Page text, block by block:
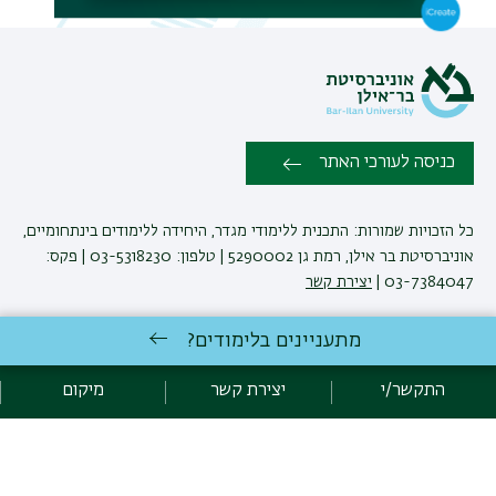
כניסה לעורכי האתר
כל הזכויות שמורות: התכנית ללימודי מגדר, היחידה ללימודים בינתחומיים,
אוניברסיטת בר אילן, רמת גן 5290002 | טלפון: 03-5318230 | פקס:
03-7384047 |
יצירת קשר
אגף תקשוב, אוניברסיטת בר-אילן
אקדימה בר-אילן
מתעניינים בלימודים?
התקשר/י יצירת קשר מיקום